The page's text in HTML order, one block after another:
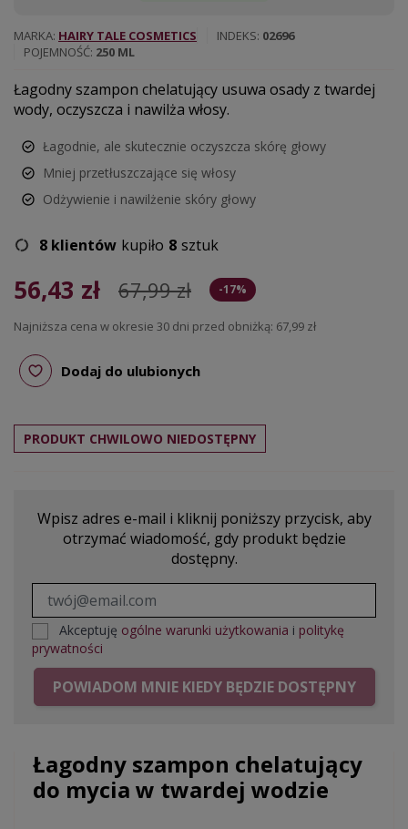
INDEKS 02696
MARKA HAIRY TALE COSMETICS
POJEMNOŚĆ 250 ML
Łagodny szampon chelatujący usuwa osady z twardej
wody, oczyszcza i nawilża włosy.
Łagodnie, ale skutecznie oczyszcza skórę głowy
Mniej przetłuszczające się włosy
Odżywienie i nawilżenie skóry głowy
8 klientów kupiło 8 sztuk
56,43 zł 67,99 zł -17%
Najniższa cena w okresie 30 dni przed obniżką: 67,99 zł
Dodaj do ulubionych
PRODUKT CHWILOWO NIEDOSTĘPNY
Wpisz adres e-mail i kliknij poniższy przycisk, aby
otrzymać wiadomość, gdy produkt będzie
dostępny.
Akceptuję ogólne warunki użytkowania i politykę
prywatności
POWIADOM MNIE KIEDY BĘDZIE DOSTĘPNY
Łagodny szampon chelatujący
do mycia w twardej wodzie